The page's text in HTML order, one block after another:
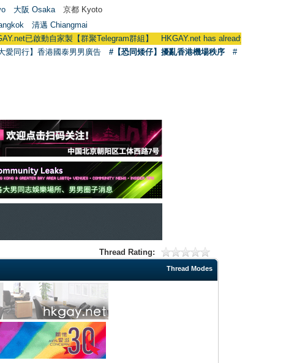
大阪 Osaka 京都 Kyoto
清邁 Chiangmai
已啟動自家製【群聚Telegram群組】 HKGAY.net has already opened a home-
愛同行】香港國泰男男廣告 #【恐同矮仔】擾亂香港機場秩序
#
Thread Rating:
Thread Modes